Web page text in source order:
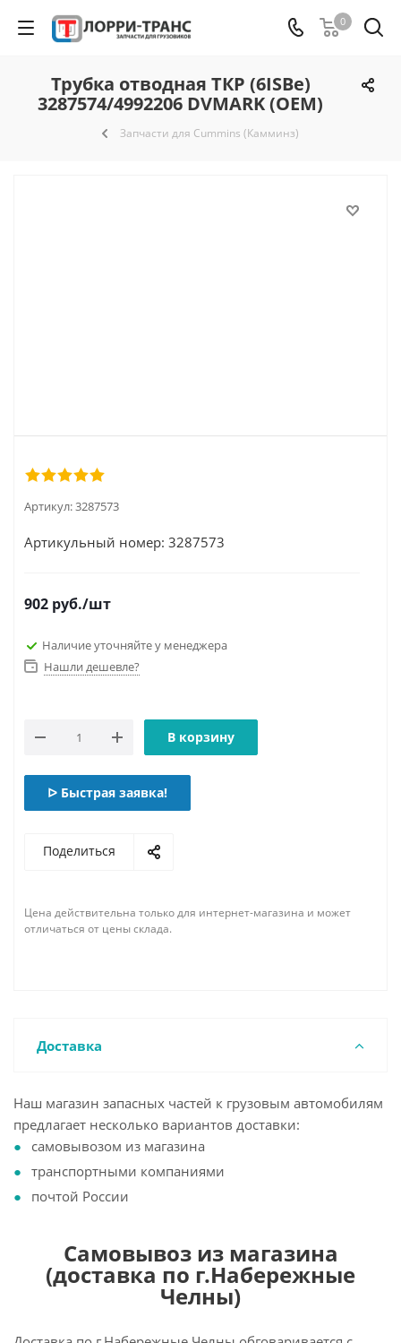
0
Трубка отводная ТКР (6ISBe)
3287574/4992206 DVMARK (OEM)
Запчасти для Cummins (Камминз)
Артикул:3287573
Артикульный номер: 3287573
902 руб./шт
Наличие уточняйте у менеджера
Нашли дешевле?
В корзину
ᐅ Быстрая заявка!
Поделиться
Цена действительна только для интернет-магазина и может
отличаться от цены склада.
Доставка
Наш магазин запасных частей к грузовым автомобилям
предлагает несколько вариантов доставки:
самовывозом из магазина
транспортными компаниями
почтой России
Самовывоз из магазина
(доставка по г.Набережные
Челны)